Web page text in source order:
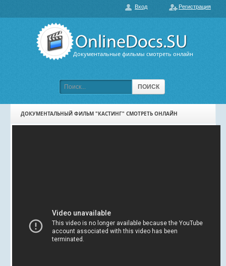
Документальные фильмы смотреть онлайн
ПОИСК
О нас
Вход Регистрация
ПОПУЛЯРНЫЕ
ПОДБОРКИ ФИЛЬМОВ
ДОКУМЕНТАЛЬНЫЙ ФИЛЬМ "КАСТИНГ" СМОТРЕТЬ ОНЛАЙН